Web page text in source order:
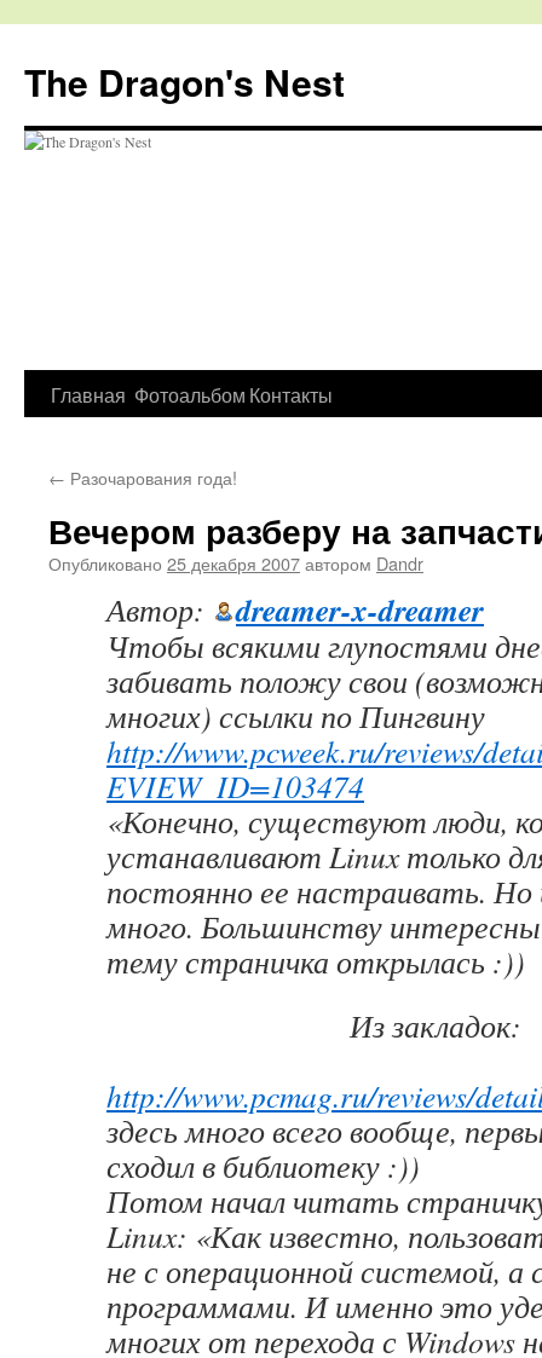
The Dragon's Nest
Перейти
содержимому
Главная Фотоальбом Контакты
← Разочарования года!
Вечером разберу на
Опубликовано 25 декабря 2007автором Dandr
Автор: dreamer-x-dreamer
Чтобы всякими глупостями
забивать положу свои
многих) ссылки по Пингвину
http://www.pcweek.ru/reviews/
EVIEW_ID=103474
«Конечно, существуют люди,
устанавливают Linux только
постоянно ее настраивать.
много. Большинству
тему страничка открылась :))
Из закладок:
http://www.pcmag.ru/reviews/
здесь много всего вообще,
сходил в библиотеку :))
Потом начал читать
Linux: «Как известно,
не с операционной системой, а
программами. И именно это
многих от перехода с Windows